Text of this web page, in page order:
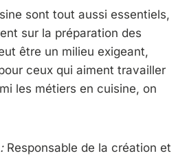
sont tout aussi essentiels,
sur la préparation des
être un milieu exigeant,
ceux qui aiment travailler
les métiers en cuisine, on
Responsable de la création et